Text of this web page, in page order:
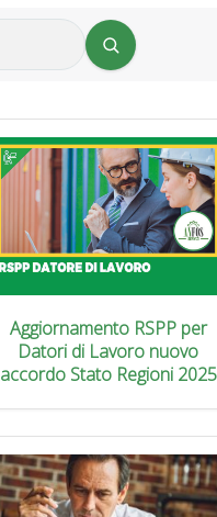
Aggiornamento RSPP per
Datori di Lavoro nuovo
accordo Stato Regioni 2025